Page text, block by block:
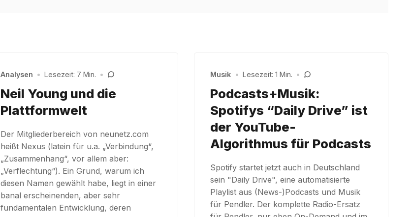
Analysen • Lesezeit: 7 Min. •
Neil Young und die
Plattformwelt
Der Mitgliederbereich von neunetz.com
heißt Nexus (latein für u.a. „Verbindung“,
„Zusammenhang“, vor allem aber:
„Verflechtung“). Ein Grund, warum ich
diesen Namen gewählt habe, liegt in einer
banal erscheinenden, aber sehr
fundamentalen Entwicklung, deren
Musik • Lesezeit: 1 Min. •
Podcasts+Musik:
Spotifys “Daily Drive” ist
der YouTube-
Algorithmus für Podcasts
Spotify startet jetzt auch in Deutschland
sein "Daily Drive", eine automatisierte
Playlist aus (News-)Podcasts und Musik
für Pendler. Der komplette Radio-Ersatz